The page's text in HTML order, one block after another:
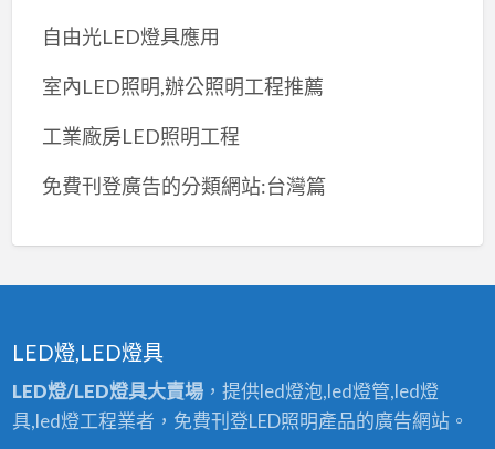
自由光LED燈具應用
室內LED照明,辦公照明工程推薦
工業廠房LED照明工程
免費刊登廣告的分類網站:台灣篇
LED燈,LED燈具
LED燈/LED燈具大賣場，提供led燈泡,led燈管,led燈
具,led燈工程業者，免費刊登LED照明產品的廣告網站。